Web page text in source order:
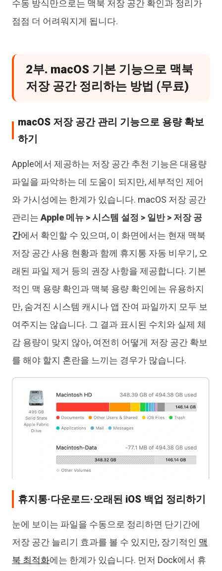
수동 방식만으로는 맥북 저장 공간 확인과 정리가
점점 더 어려워지게 됩니다.
2부. macOS 기본 기능으로 맥북
저장 공간 정리하는 방법 (무료)
macOS 저장 공간 관리 기능으로 용량 확보
하기
Apple에서 제공하는 저장 공간 추천 기능은 대용량
파일을 파악하는 데 도움이 되지만, 세부적인 제어
와 가시성에는 한계가 있습니다. macOS 저장 공간
관리는 Apple 메뉴 > 시스템 설정 > 일반 > 저장 공
간에서 확인할 수 있으며, 이 화면에서는 현재 맥북
저장 공간 사용 현황과 함께 휴지통 자동 비우기, 오
래된 파일 제거 등의 권장 사항을 제공합니다. 기본
적인 맥 용량 확인과 맥북 용량 확인에는 유용하지
만, 숨겨진 시스템 캐시나 앱 잔여 파일까지 모두 보
여주지는 않습니다. 그 결과 표시된 수치와 실제 체
감 용량이 맞지 않아, 여전히 어떻게 저장 공간 확보
를 해야 할지 혼란을 느끼는 경우가 많습니다.
휴지통·다운로드·오래된 iOS 백업 정리하기
눈에 보이는 파일을 수동으로 정리하면 단기간에
저장 공간 늘리기 효과를 볼 수 있지만, 장기적인 맥
북 최적화에는 한계가 있습니다. 먼저 Dock에서 휴